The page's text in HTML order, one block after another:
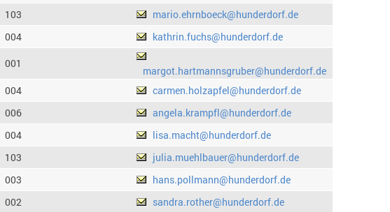
103
mario.ehrnboeck@hunderdorf.de
004
kathrin.fuchs@hunderdorf.de
001
margot.hartmannsgruber@hunderdorf.de
004
carmen.holzapfel@hunderdorf.de
006
angela.krampfl@hunderdorf.de
004
lisa.macht@hunderdorf.de
103
julia.muehlbauer@hunderdorf.de
003
hans.pollmann@hunderdorf.de
002
sandra.rother@hunderdorf.de